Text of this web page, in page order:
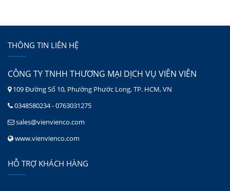
THÔNG TIN LIÊN HỆ
CÔNG TY TNHH THƯƠNG MẠI DỊCH VỤ VIÊN VIÊN
109 Đường Số 10, Phường Phước Long, TP. HCM, VN
0348580234 - 0763031275
sales@vienvienco.com
www.vienvienco.com
HỖ TRỢ KHÁCH HÀNG